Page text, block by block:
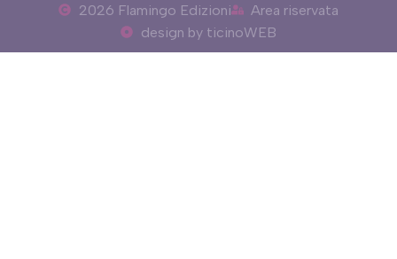
2026 Flamingo Edizioni
Area riservata
design by ticinoWEB